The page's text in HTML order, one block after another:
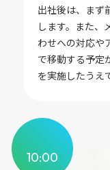
出社後は、まず
します。また、
わせへの対応や
で移動する予定
を実施したうえ
10:00